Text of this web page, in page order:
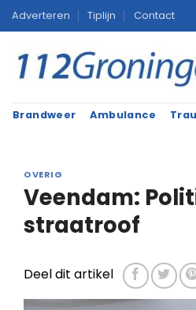
Ga
naar
inhoud
Adverteren Tiplijn Contact
Brandweer Ambulance
OVERIG
Veendam:
straatroof
Deel dit artikel